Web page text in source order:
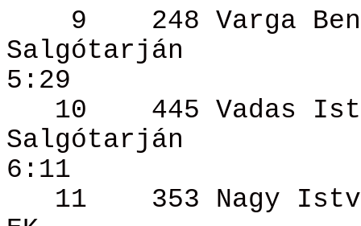
9
248 Varga
Salgótarján
5:29
10
445 Vadas
Salgótarján
6:11
11
353 Nagy